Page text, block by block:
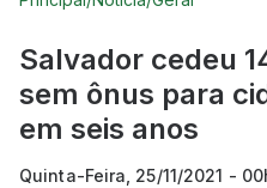
Salvador cedeu
sem ônus para
em seis anos
Quinta-Feira, 25/11/2021 -